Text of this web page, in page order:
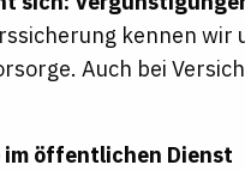
kennen
Auch bei
im öffentlichen Dienst